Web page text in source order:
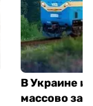
В Украине
массово